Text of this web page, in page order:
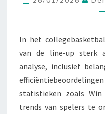
In het
van de line-up sterk
analyse, inclusief
efficiëntiebeoordelingen
statistieken zoals Win
trends van spelers te